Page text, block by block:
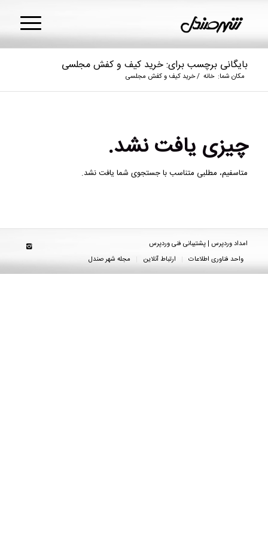
بایگانی برچسب برای: خرید کیف و کفش مجلسی
مکان شما: خانه /خرید کیف و کفش مجلسی
چیزی یافت نشد.
متاسفیم، مطلبی متناسب با جستجوی شما یافت نشد.
امداد وردپرس | پشتیبانی فنی وردپرس
واحد فناوری اطلاعات
ارتباط آنلاین مجله شهر صندل